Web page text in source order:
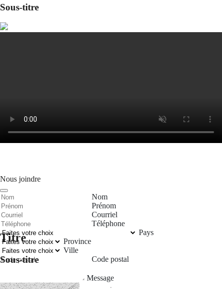
Sous-titre
Titre
Sous-titre
Nous joindre
Nom
Prénom
Courriel
Téléphone
Pays
Province
Ville
Code postal
Message